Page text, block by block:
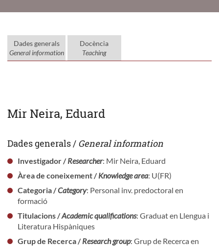
Dades generals
General information
Docència
Teaching
Mir Neira, Eduard
Dades generals / General information
Investigador /Researcher: Mir Neira, Eduard
Àrea de coneixement /Knowledge area: U(FR)
Categoria /Category: Personal inv. predoctoral en
formació
Titulacions /Academic qualifications: Graduat en Llengua i
Literatura Hispàniques
Grup de Recerca /Research group: Grup de Recerca en